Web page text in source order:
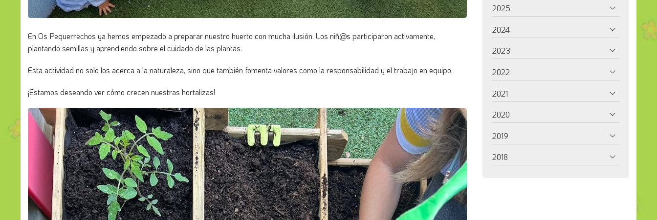
En Os Pequerrechos ya hemos empezado a preparar nuestro huerto con mucha ilusión. Los niñ@s participaron activamente,
plantando semillas y aprendiendo sobre el cuidado de las plantas.
Esta actividad no solo los acerca a la naturaleza, sino que también fomenta valores como la responsabilidad y el trabajo en equipo.
¡Estamos deseando ver cómo crecen nuestras hortalizas!
2025
2024
2023
2022
2021
2020
2019
2018